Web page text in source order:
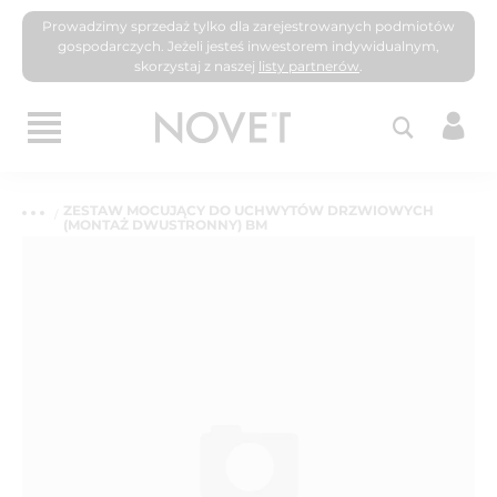
Prowadzimy sprzedaż tylko dla zarejestrowanych podmiotów
gospodarczych. Jeżeli jesteś inwestorem indywidualnym,
skorzystaj z naszej listy partnerów.
ZESTAW MOCUJĄCY DO UCHWYTÓW DRZWIOWYCH
(MONTAŻ DWUSTRONNY) BM